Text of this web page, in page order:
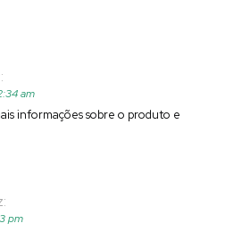
am
informações sobre o produto e
pm